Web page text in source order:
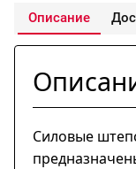
Описание
Силовые